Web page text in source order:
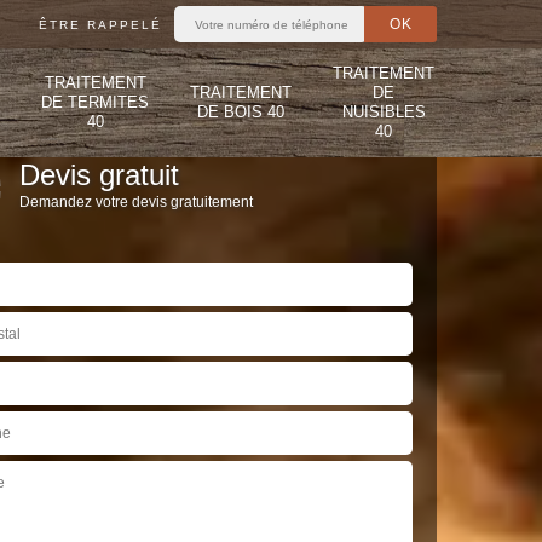
ÊTRE RAPPELÉ
TRAITEMENT
DE TERMITES
40
TRAITEMENT
DE BOIS 40
TRAITEMENT
DE
NUISIBLES
40
Devis gratuit
Demandez votre devis gratuitement